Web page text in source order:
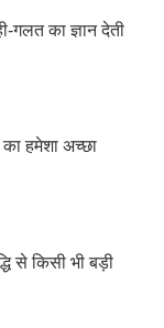
गलत का ज्ञान देती
का हमेशा अच्छा
से किसी भी बड़ी